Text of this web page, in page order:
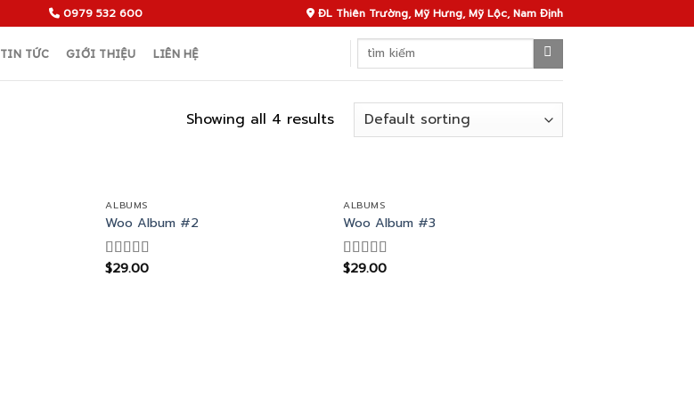
0979 532 600 ĐL Thiên Trường, Mỹ Hưng, Mỹ Lộc, Nam Định
TIN TỨC GIỚI THIỆU LIÊN HỆ
Search
Showing all 4 results
ALBUMS
Woo Album #2
Rated
$29.00
ALBUMS
Woo Album #3
Rated
$29.00